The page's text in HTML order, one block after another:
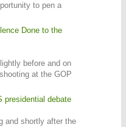
to pen a
Done to the
before and on
at the GOP
presidential debate
and shortly after the